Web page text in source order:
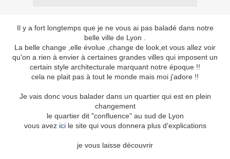
Il y a fort longtemps que je ne vous ai pas baladé dans notre
belle ville de Lyon .
La belle change ,elle évolue ,change de look,et vous allez voir
qu'on a rien à envier à certaines grandes villes qui imposent un
certain style architecturale marquant notre époque !!
cela ne plait pas à tout le monde mais moi j'adore !!
Je vais donc vous balader dans un quartier qui est en plein
changement
le quartier dit "confluence" au sud de Lyon
vous avez ici le site qui vous donnera plus d'explications
je vous laisse découvrir